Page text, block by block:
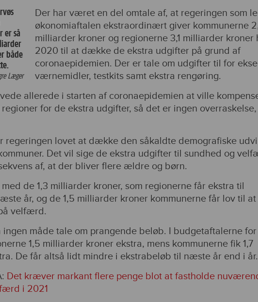
er så
både
Læger
Der har været en del omtale af, at regeringen som
økonomiaftalen ekstraordinært giver kommunerne
milliarder kroner og regionerne 3,1 milliarder kroner
2020 til at dække de ekstra udgifter på grund af
coronaepidemien. Der er tale om udgifter til for
værnemidler, testkits samt ekstra rengøring.
allerede i starten af coronaepidemien at ville
for de ekstra udgifter, så det er ingen
regeringen lovet at dække den såkaldte demografiske
Det vil sige de ekstra udgifter til sundhed og
af, at der bliver flere ældre og børn.
de 1,3 milliarder kroner, som regionerne får ekstra til
år, og de 1,5 milliarder kroner kommunerne får lov til at
velfærd.
ingen måde tale om prangende beløb. I budgetaftalerne for
1,5 milliarder kroner ekstra, mens kommunerne fik 1,7
De får altså lidt mindre i ekstrabeløb til næste år end i år.
Det kræver markant flere penge blot at fastholde
i 2021